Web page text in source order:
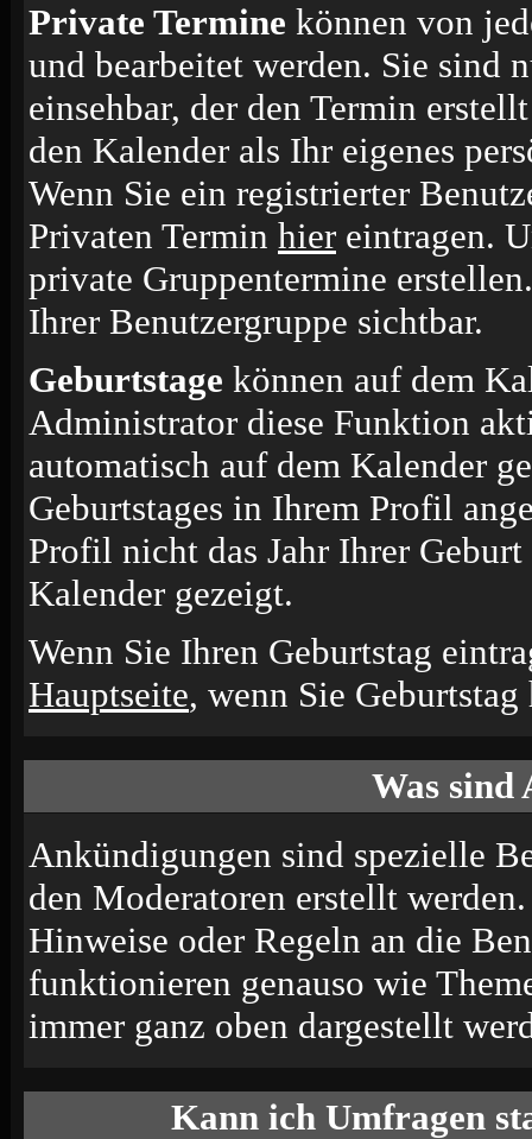
Private Termine können von
und bearbeitet werden. Sie sind
einsehbar, der den Termin
den Kalender als Ihr eigenes
Wenn Sie ein registrierter
Privaten Termin hier eintragen.
private Gruppentermine
Ihrer Benutzergruppe sichtbar.
Geburtstage können auf dem
Administrator diese Funktion
automatisch auf dem Kalender
Geburtstages in Ihrem Profil
Profil nicht das Jahr Ihrer
Kalender gezeigt.
Wenn Sie Ihren Geburtstag
Hauptseite, wenn Sie Geburtstag
Was sind
Ankündigungen sind spezielle
den Moderatoren erstellt
Hinweise oder Regeln an die
funktionieren genauso wie
immer ganz oben dargestellt
Kann ich Umfragen